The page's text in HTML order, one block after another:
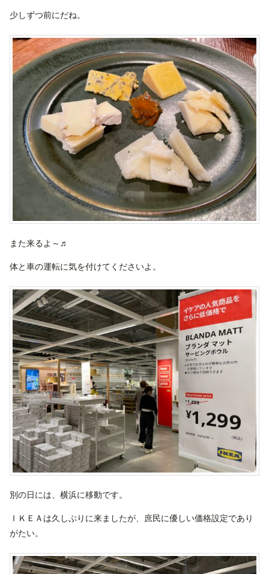
少しずつ前にだね。
また来るよ～♬
体と車の運転に気を付けてくださいよ。
別の日には、横浜に移動です。
ＩＫＥＡは久しぶりに来ましたが、庶民に優しい価格設定であり
がたい。